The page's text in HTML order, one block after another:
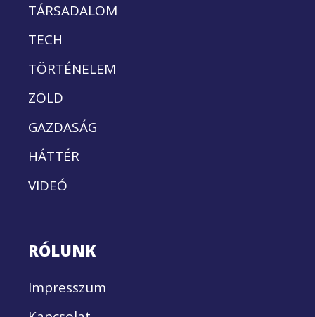
TÁRSADALOM
TECH
TÖRTÉNELEM
ZÖLD
GAZDASÁG
HÁTTÉR
VIDEÓ
RÓLUNK
Impresszum